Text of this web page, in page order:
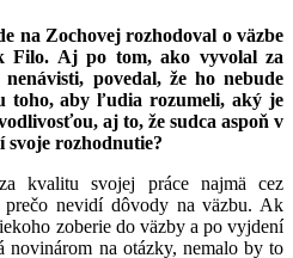
na Zochovej rozhodoval o väzbe
Filo. Aj po tom, ako vyvolal za
povedal, že ho nebude
toho, aby ľudia rozumeli, aký je
aj to, že sudca aspoň v
svoje rozhodnutie?
kvalitu svojej práce najmä cez
nevidí dôvody na väzbu. Ak
zoberie do väzby a po vyjdení
novinárom na otázky, nemalo by to